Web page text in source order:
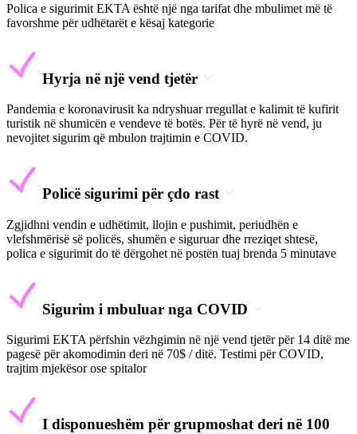
Polica e sigurimit EKTA është një nga tarifat dhe mbulimet më të
favorshme për udhëtarët e kësaj kategorie
Hyrja në një vend tjetër
Pandemia e koronavirusit ka ndryshuar rregullat e kalimit të kufirit
turistik në shumicën e vendeve të botës. Për të hyrë në vend, ju
nevojitet sigurim që mbulon trajtimin e COVID.
Policë sigurimi për çdo rast
Zgjidhni vendin e udhëtimit, llojin e pushimit, periudhën e
vlefshmërisë së policës, shumën e siguruar dhe rreziqet shtesë,
polica e sigurimit do të dërgohet në postën tuaj brenda 5 minutave
Sigurim i mbuluar nga COVID
Sigurimi EKTA përfshin vëzhgimin në një vend tjetër për 14 ditë me
pagesë për akomodimin deri në 70$ / ditë. Testimi për COVID,
trajtim mjekësor ose spitalor
I disponueshëm për grupmoshat deri në 100